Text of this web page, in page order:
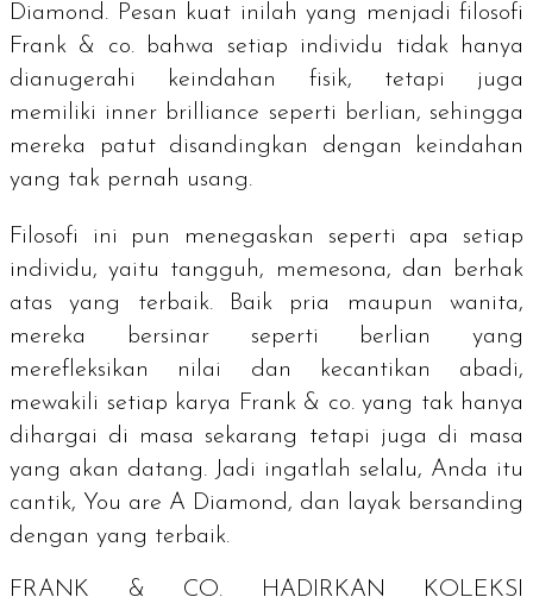
Diamond. Pesan kuat inilah yang menjadi filosofi
Frank & co. bahwa setiap individu tidak hanya
dianugerahi keindahan fisik, tetapi juga
memiliki inner brilliance seperti berlian, sehingga
mereka patut disandingkan dengan keindahan
yang tak pernah usang.
Filosofi ini pun menegaskan seperti apa setiap
individu, yaitu tangguh, memesona, dan berhak
atas yang terbaik. Baik pria maupun wanita,
mereka bersinar seperti berlian yang
merefleksikan nilai dan kecantikan abadi,
mewakili setiap karya Frank & co. yang tak hanya
dihargai di masa sekarang tetapi juga di masa
yang akan datang. Jadi ingatlah selalu, Anda itu
cantik, You are A Diamond, dan layak bersanding
dengan yang terbaik.
FRANK & CO. HADIRKAN KOLEKSI